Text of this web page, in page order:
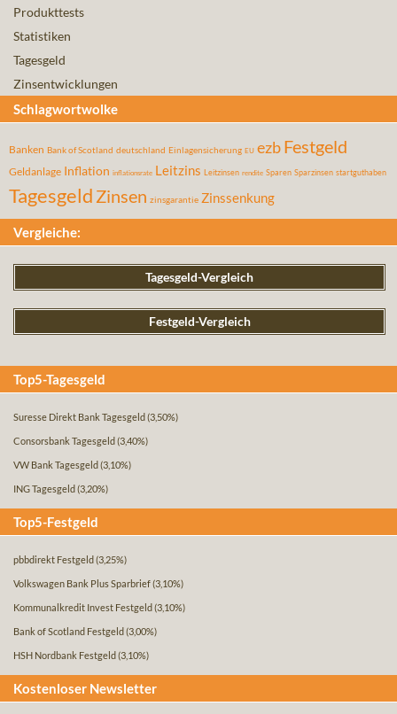
Produkttests
Statistiken
Tagesgeld
Zinsentwicklungen
Schlagwortwolke
Banken Bank of Scotland deutschland Einlagensicherung EU ezbFestgeld
Geldanlage Inflation inflationsrate Leitzins Leitzinsen rendite Sparen Sparzinsen startguthaben
Tagesgeld Zinsen zinsgarantie Zinssenkung
Vergleiche:
Tagesgeld-Vergleich
Festgeld-Vergleich
Top5-Tagesgeld
Suresse Direkt Bank Tagesgeld (3,50%)
Consorsbank Tagesgeld (3,40%)
VW Bank Tagesgeld (3,10%)
ING Tagesgeld (3,20%)
Top5-Festgeld
pbbdirekt Festgeld (3,25%)
Volkswagen Bank Plus Sparbrief(3,10%)
Kommunalkredit Invest Festgeld (3,10%)
Bank of Scotland Festgeld (3,00%)
HSH Nordbank Festgeld (3,10%)
Kostenloser Newsletter